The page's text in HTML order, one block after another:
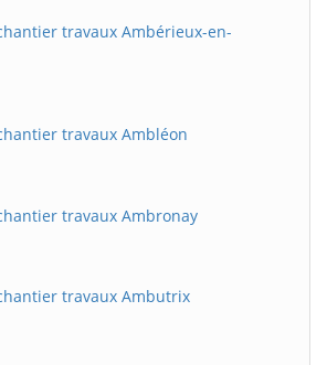
travaux Ambérieux-en-
travaux Ambléon
travaux Ambronay
travaux Ambutrix